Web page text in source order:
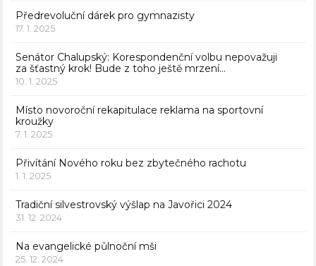
Předrevoluční dárek pro gymnazisty
17. 1. 2025
Senátor Chalupský: Korespondenční volbu nepovažuji
za šťastný krok! Bude z toho ještě mrzení…
10. 1. 2025
Místo novoroční rekapitulace reklama na sportovní
kroužky
7. 1. 2025
Přivítání Nového roku bez zbytečného rachotu
1. 1. 2025
Tradiční silvestrovský výšlap na Javořici 2024
31. 12. 2024
Na evangelické půlnoční mši
25. 12. 2024